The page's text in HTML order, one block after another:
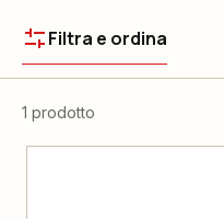
Filtra e ordina
1 prodotto